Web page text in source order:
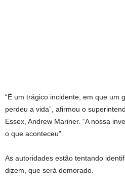
“É um trágico incidente, em que um
perdeu a vida”, afirmou o
Essex, Andrew Mariner. “A nossa
o que aconteceu”.
As autoridades estão tentando
dizem, que será demorado.